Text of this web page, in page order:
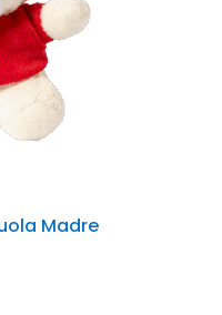
Madre